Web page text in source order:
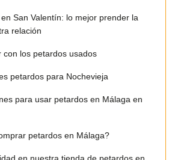
San Valentín: lo mejor prender la
relación
con los petardos usados
petardos para Nochevieja
para usar petardos en Málaga en
petardos en Málaga?
en nuestra tienda de petardos en